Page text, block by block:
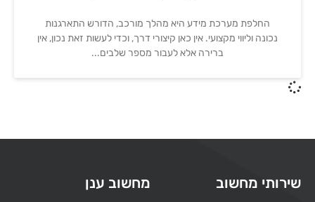
החלפת מערכת מידע היא מהלך מורכב, הדורש התארגנות
נכונה וליווי מקצועי. אין כאן קיצורי דרך, וכדי לעשות זאת נכון, אין
ברירה אלא לעבור מספר שלבים
שירותי מחשוב מחשוב ענן